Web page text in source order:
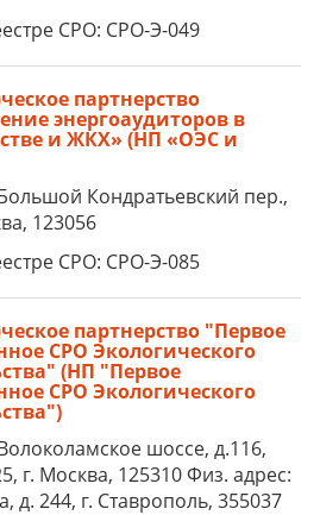
СРО: СРО-Э-049
партнерство
энергоаудиторов в
и ЖКХ» (НП «ОЭС и
Кондратьевский пер.,
123056
СРО: СРО-Э-085
партнерство "Первое
СРО Экологического
(НП "Первое
СРО Экологического
шоссе, д.116,
г. Москва, 125310 Физ. адрес:
д. 244, г. Ставрополь, 355037